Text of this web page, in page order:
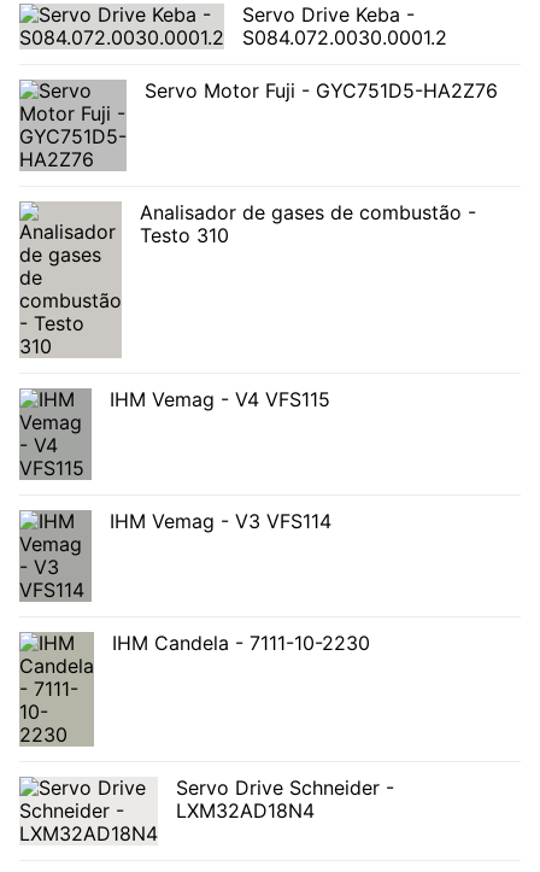
Servo Drive Keba -
S084.072.0030.0001.2
Servo Motor Fuji - GYC751D5-HA2Z76
Analisador de gases de combustão -
Testo 310
IHM Vemag - V4 VFS115
IHM Vemag - V3 VFS114
IHM Candela - 7111-10-2230
Servo Drive Schneider -
LXM32AD18N4